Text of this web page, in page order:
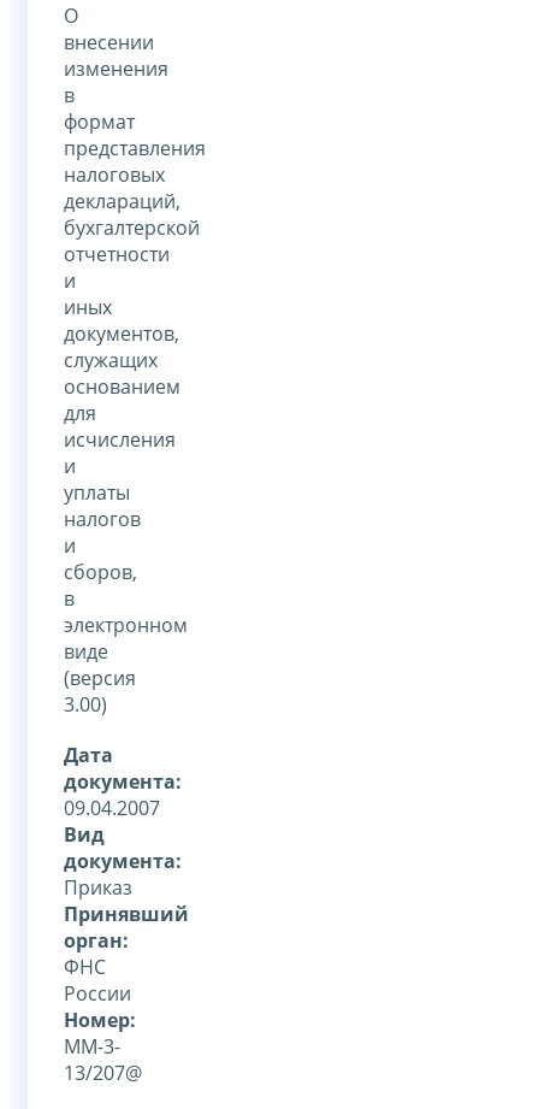
О
внесении
изменения
в
формат
представления
налоговых
деклараций,
бухгалтерской
отчетности
и
иных
документов,
служащих
основанием
для
исчисления
и
уплаты
налогов
и
сборов,
в
электронном
виде
(версия
3.00)
Дата
документа:
09.04.2007
Вид
документа:
Приказ
Принявший
орган:
ФНС
России
Номер:
ММ-3-
13/207@